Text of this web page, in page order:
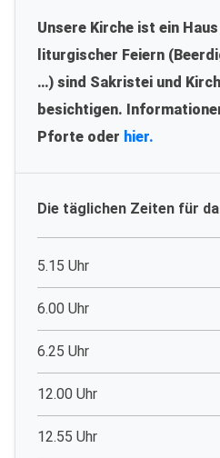
Unsere Kirche ist ein
liturgischer Feiern
…) sind Sakristei und
besichtigen.
Pforte oder hier.
Die täglichen Zeiten für
5.15 Uhr
6.00 Uhr
6.25 Uhr
12.00 Uhr
12.55 Uhr